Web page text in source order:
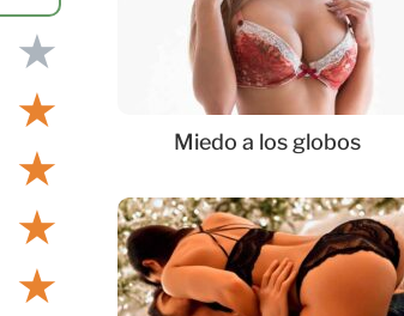
★
★
★
★
★
Miedo a los globos